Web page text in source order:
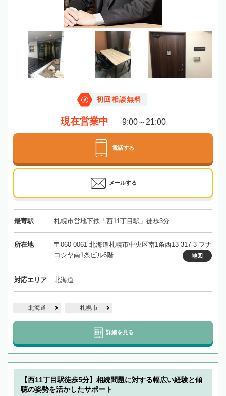
初回相談無料
現在営業中 9:00～21:00
電話する
メールする
最寄駅 札幌市営地下鉄「西11丁目駅」徒歩3分
所在地
〒060-0061 北海道札幌市中央区南1条西13-317-3 フナ
コシヤ南1条ビル6階
地図
対応エリア 北海道
北海道 札幌市
詳細を見る
【西11丁目駅徒歩5分】相続問題に対する幅広い経験と傾
聴の姿勢を活かしたサポート